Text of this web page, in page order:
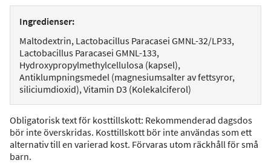
Ingredienser:
Maltodextrin, Lactobacillus Paracasei GMNL-32/LP33,
Lactobacillus Paracasei GMNL-133,
Hydroxypropylmethylcellulosa (kapsel),
Antiklumpningsmedel (magnesiumsalter av fettsyror,
siliciumdioxid), Vitamin D3 (Kolekalciferol)
Obligatorisk text för kosttillskott: Rekommenderad dagsdos
bör inte överskridas. Kosttillskott bör inte användas som ett
alternativ till en varierad kost. Förvaras utom räckhåll för små
barn.